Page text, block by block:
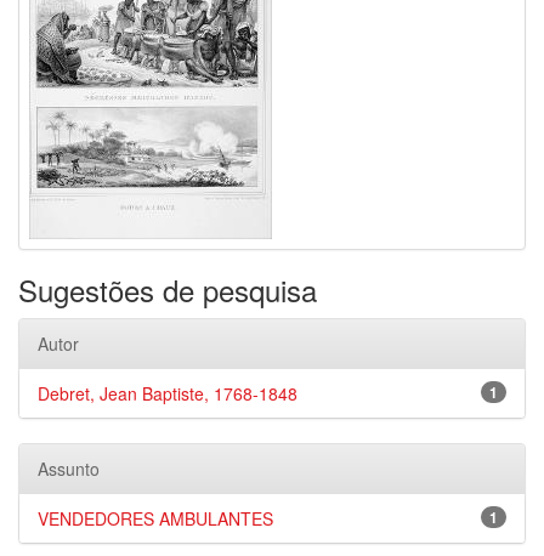
Sugestões de pesquisa
Autor
1
Debret, Jean Baptiste, 1768-1848
Assunto
1
VENDEDORES AMBULANTES